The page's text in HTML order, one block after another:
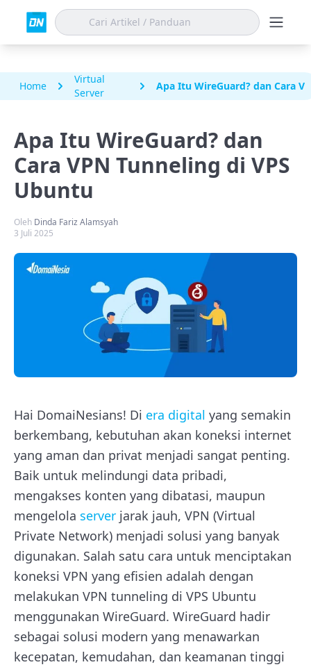
Home
Virtual
Server
Apa Itu WireGuard? dan Cara
Apa Itu WireGuard? dan
Cara VPN Tunneling di VPS
Ubuntu
Oleh Dinda Fariz Alamsyah
3 Juli 2025
Hai DomaiNesians! Di era digital yang semakin
berkembang, kebutuhan akan koneksi internet
yang aman dan privat menjadi sangat penting.
Baik untuk melindungi data pribadi,
mengakses konten yang dibatasi, maupun
mengelola server jarak jauh, VPN (Virtual
Private Network) menjadi solusi yang banyak
digunakan. Salah satu cara untuk menciptakan
koneksi VPN yang efisien adalah dengan
melakukan VPN tunneling di VPS Ubuntu
menggunakan WireGuard. WireGuard hadir
sebagai solusi modern yang menawarkan
kecepatan, kemudahan, dan keamanan tinggi